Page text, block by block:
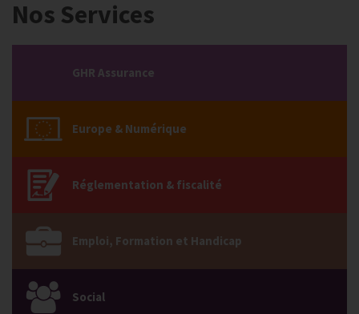
Nos Services
GHR Assurance
Europe & Numérique
Réglementation & fiscalité
Emploi, Formation et Handicap
Social